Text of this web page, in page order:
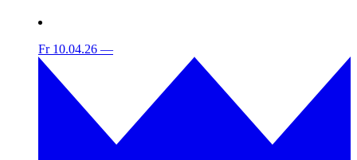
Fr 10.04.26 —